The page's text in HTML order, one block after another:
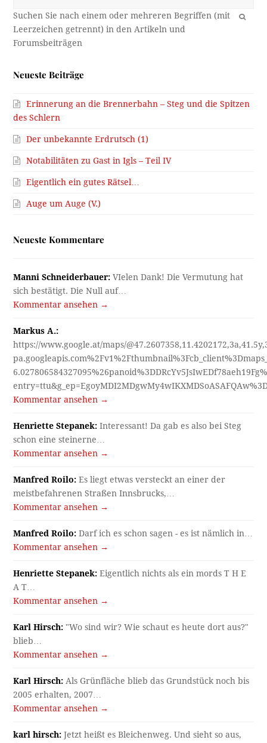
OK
Neueste Beiträge
Erinnerung an die Brennerbahn – Steg und die Spitzen
des Schlern
Der unbekannte Erdrutsch (1)
Notabilitäten zu Gast in Igls – Teil IV
Eigentlich ein gutes Rätsel…
Auge um Auge (V.)
Neueste Kommentare
Manni Schneiderbauer: VIelen Dank! Die Vermutung hat
sich bestätigt. Die Null auf…
Kommentar ansehen →
Markus A.:
https://www.google.at/maps/
Kommentar ansehen →
Henriette Stepanek: Interessant! Da gab es also bei Steg
schon eine steinerne…
Kommentar ansehen →
Manfred Roilo: Es liegt etwas versteckt an einer der
meistbefahrenen Straßen Innsbrucks,…
Kommentar ansehen →
Manfred Roilo: Darf ich es schon sagen - es ist nämlich in…
Kommentar ansehen →
Henriette Stepanek: Eigentlich nichts als ein mords T H E
A T…
Kommentar ansehen →
Karl Hirsch: "Wo sind wir? Wie schaut es heute dort aus?"
blieb…
Kommentar ansehen →
Karl Hirsch: Als Grünfläche blieb das Grundstück noch bis
2005 erhalten, 2007…
Kommentar ansehen →
karl hirsch: Jetzt heißt es Bleichenweg. Und sieht so aus,